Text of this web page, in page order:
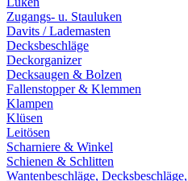
Zugangs- u. Stauluken
Davits / Lademasten
Decksbeschläge
Deckorganizer
Decksaugen & Bolzen
Fallenstopper & Klemmen
Klampen
Klüsen
Leitösen
Scharniere & Winkel
Schienen & Schlitten
Wantenbeschläge,